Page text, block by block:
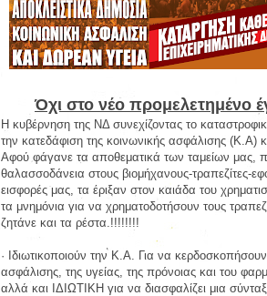
Όχι στο νέο προμελετημένο
Η κυβέρνηση της ΝΔ συνεχίζοντας το
την κατεδάφιση της κοινωνικής ασφάλισης (Κ.Α)
Αφού φάγανε τα αποθεματικά των ταμείων μας,
θαλασσοδάνεια στους βιομήχανους-τραπεζίτες-
εισφορές μας, τα έριξαν στον καιάδα του
τα μνημόνια για να χρηματοδοτήσουν τους
ζητάνε και τα ρέστα.!!!!!!!!
· Ιδιωτικοποιούν την Κ.Α. Για να
ασφάλισης, της υγείας, της πρόνοιας και του
αλλά και ΙΔΙΩΤΙΚΗ για να διασφαλίζει μια